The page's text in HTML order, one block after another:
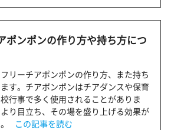
ポンポンの作り方や持ち方につ
リーチアポンポンの作り方、また持ち
す。チアポンポンはチアダンスや保育
行事で多く使用されることがありま
り目立ち、その場を盛り上げる効果が
この記事を読む